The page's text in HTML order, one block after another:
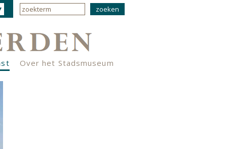
Over het Stadsmuseum